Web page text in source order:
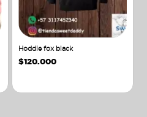
Hoddie fox black
$120.000